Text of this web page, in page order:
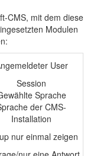
CMS, mit dem diese
Modulen
User
Session
Sprache
der CMS-
Installation
nur einmal zeigen